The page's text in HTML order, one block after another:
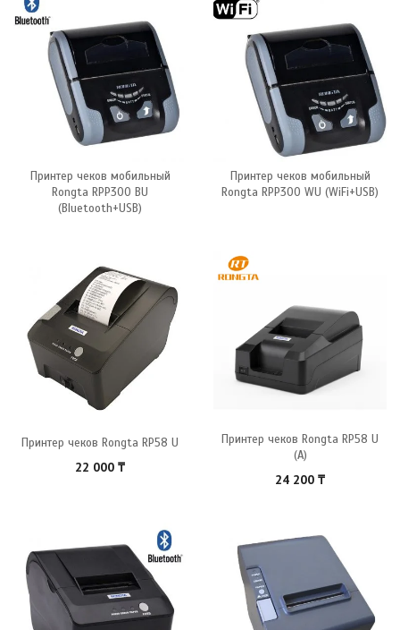
Принтер чеков мобильный
Rongta RPP300 BU
(Bluetooth+USB)
Принтер чеков мобильный
Rongta RPP300 WU (WiFi+USB)
Принтер чеков Rongta RP58 U
22 000 ₸
Принтер чеков Rongta RP58 U
(A)
24 200 ₸